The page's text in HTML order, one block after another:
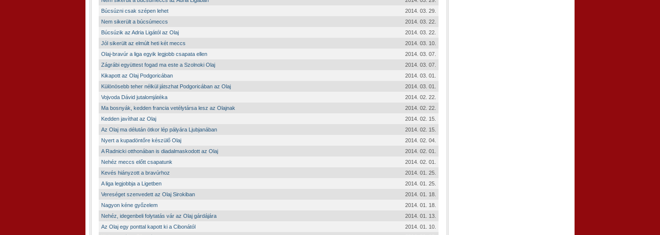
Búcsúzni csak szépen lehet
2014. 03. 29.
Nem sikerült a búcsúmeccs
2014. 03. 22.
Búcsúzik az Adria Ligától az Olaj
2014. 03. 22.
Jól sikerült az elmúlt heti két meccs
2014. 03. 10.
Olaj-bravúr a liga egyik legjobb csapata ellen
2014. 03. 07.
Zágrábi együttest fogad ma este a Szolnoki Olaj
2014. 03. 07.
Kikapott az Olaj Podgoricában
2014. 03. 01.
Különösebb teher nélkül játszhat Podgoricában az Olaj
2014. 03. 01.
Vojvoda Dávid jutalomjátéka
2014. 02. 22.
Ma bosnyák, kedden francia vetélytársa lesz az Olajnak
2014. 02. 22.
Kedden javíthat az Olaj
2014. 02. 15.
Az Olaj ma délután ötkor lép pályára Ljubjanában
2014. 02. 15.
Nyert a kupadöntőre készülő Olaj
2014. 02. 04.
A Radnicki otthonában is diadalmaskodott az Olaj
2014. 02. 01.
Nehéz meccs előtt csapatunk
2014. 02. 01.
Kevés hiányzott a bravúrhoz
2014. 01. 25.
A liga legjobbja a Ligetben
2014. 01. 25.
Vereséget szenvedett az Olaj Sirokiban
2014. 01. 18.
Nagyon kéne győzelem
2014. 01. 18.
Nehéz, idegenbeli folytatás vár az Olaj gárdájára
2014. 01. 13.
Az Olaj egy ponttal kapott ki a Cibonától
2014. 01. 10.